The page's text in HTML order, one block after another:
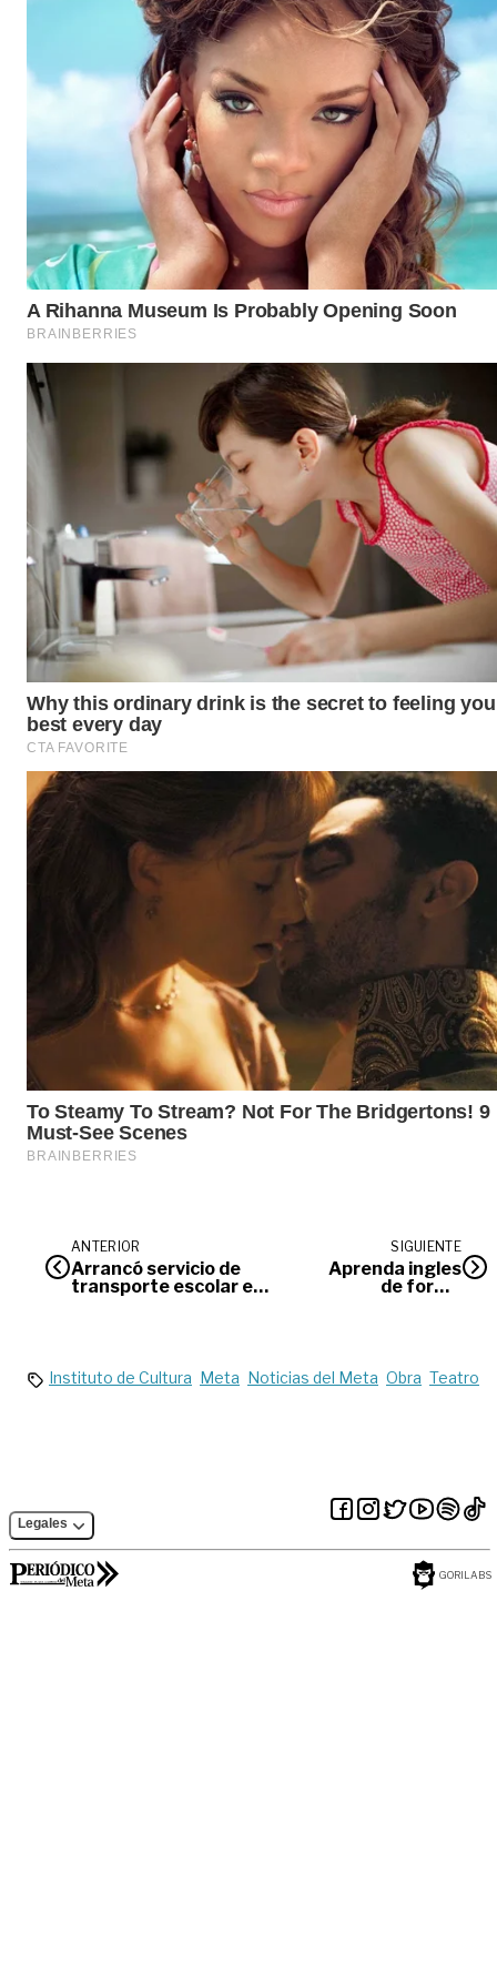
ANTERIOR
Arrancó servicio de
transporte escolar en
SIGUIENTE
Aprenda ingles
de forma
Instituto de Cultura Meta Noticias del Meta Obra Teatro
Legales
GORILABS